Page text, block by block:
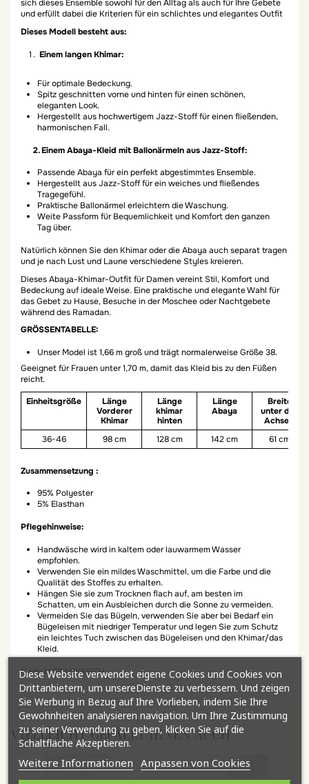
sich dieses Ensemble sowohl für den Alltag als auch für Ihre Gebete
und erfüllt dabei die Kriterien für ein schlichtes und elegantes Outfit
Dieses Modell besteht aus:
Einem langen Khimar:
Für optimale Bedeckung.
Spitz geschnitten vorne und hinten für einen schönen,
eleganten Look.
Hergestellt aus hochwertigem Jazz-Stoff für einen fließenden,
harmonischen Fall.
2. Einem Abaya-Kleid mit Ballonärmeln aus Jazz-Stoff:
Passende Abaya für ein perfekt abgestimmtes Ensemble.
Hergestellt aus Jazz-Stoff für ein weiches und fließendes
Tragegefühl.
Praktische Ballonärmel erleichtern die Waschung.
Weite Passform für Bequemlichkeit und Komfort den ganzen
Tag über.
Natürlich können Sie den Khimar oder die Abaya auch separat tragen
und je nach Lust und Laune verschiedene Styles kreieren.
Dieses Abaya-Khimar-Outfit für Damen vereint Stil, Komfort und
Bedeckung auf ideale Weise. Eine praktische und elegante Wahl für
das Gebet zu Hause, Besuche in der Moschee oder Nachtgebete
während des Ramadan.
GRÖSSENTABELLE:
Unser Model ist 1,66 m groß und trägt normalerweise Größe 38.
Geeignet für Frauen unter 1,70 m, damit das Kleid bis zu den Füßen
reicht.
Einheitsgröße
Länge
Vorderer
Khimar
Länge
khimar
hinten
Länge
Abaya
Breite
unter den
Achseln
36-46
98 cm 128 cm 142 cm 61 cm
Zusammensetzung :
95% Polyester
5% Elasthan
Pflegehinweise:
Handwäsche wird in kaltem oder lauwarmem Wasser
empfohlen.
Verwenden Sie ein mildes Waschmittel, um die Farbe und die
Qualität des Stoffes zu erhalten.
Hängen Sie sie zum Trocknen flach auf, am besten im
Schatten, um ein Ausbleichen durch die Sonne zu vermeiden.
Vermeiden Sie das Bügeln, verwenden Sie aber bei Bedarf ein
Bügeleisen mit niedriger Temperatur und legen Sie zum Schutz
ein leichtes Tuch zwischen das Bügeleisen und den Khimar/das
Kleid.
Made in FRANKREICH
VIELLEICHT GEFÄLLT IHNEN AUCH
Diese Website verwendet eigene Cookies und Cookies von
Drittanbietern, um unsereDienste zu verbessern. Und zeigen
Sie Werbung in Bezug auf Ihre Vorlieben, indem Sie Ihre
Gewohnheiten analysieren navigation. Um Ihre Zustimmung
zu seiner Verwendung zu geben, klicken Sie auf die
Schaltfläche Akzeptieren.
Weitere Informationen Anpassen von Cookies